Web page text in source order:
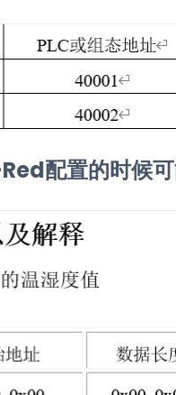
配置的时候可